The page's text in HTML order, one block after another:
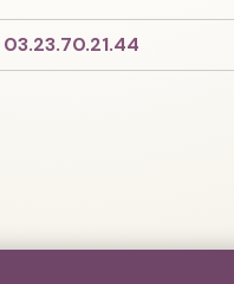
03.23.70.21.44